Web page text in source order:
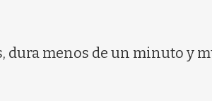
dura menos de un minuto y